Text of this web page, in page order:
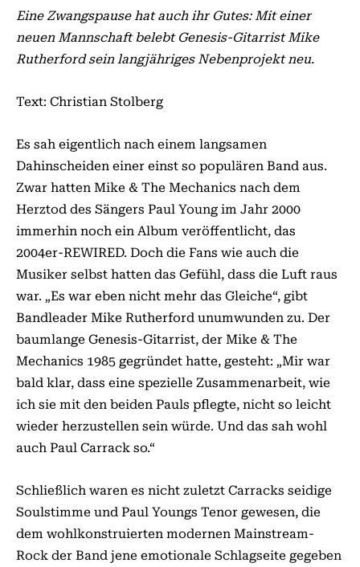
Eine Zwangspause hat auch ihr Gutes: Mit einer
neuen Mannschaft belebt Genesis-Gitarrist Mike
Rutherford sein langjähriges Nebenprojekt neu.
Text: Christian Stolberg
Es sah eigentlich nach einem langsamen
Dahinscheiden einer einst so populären Band aus.
Zwar hatten Mike & The Mechanics nach dem
Herztod des Sängers Paul Young im Jahr 2000
immerhin noch ein Album veröffentlicht, das
2004er-REWIRED. Doch die Fans wie auch die
Musiker selbst hatten das Gefühl, dass die Luft raus
war. „Es war eben nicht mehr das Gleiche“, gibt
Bandleader Mike Rutherford unumwunden zu. Der
baumlange Genesis-Gitarrist, der Mike & The
Mechanics 1985 gegründet hatte, gesteht: „Mir war
bald klar, dass eine spezielle Zusammenarbeit, wie
ich sie mit den beiden Pauls pflegte, nicht so leicht
wieder herzustellen sein würde. Und das sah wohl
auch Paul Carrack so.“
Schließlich waren es nicht zuletzt Carracks seidige
Soulstimme und Paul Youngs Tenor gewesen, die
dem wohlkonstruierten modernen Mainstream-
Rock der Band jene emotionale Schlagseite gegeben